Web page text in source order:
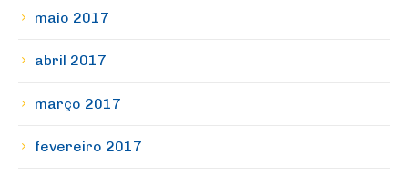
maio 2017
abril 2017
março 2017
fevereiro 2017